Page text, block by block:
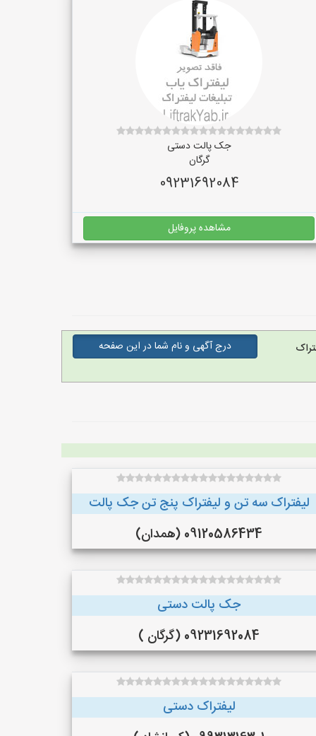
جک پالت دستی
گرگان
09231692084
مشاهده پروفایل
درج آگهی و نام شما در این صفحه
لیفتراک سه تن و لیفتراک پنج تن جک پالت
09120586434 (همدان)
جک پالت دستی
09231692084 (گرگان )
لیفتراک دستی